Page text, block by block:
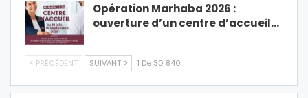
Opération Marhaba 2026 :
ouverture d’un centre d’accueil…
PRÉCÉDENT SUIVANT 1 De 30 840